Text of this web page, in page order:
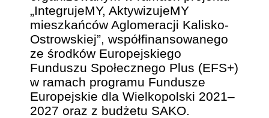
„IntegrujeMY, AktywizujeMY
mieszkańców Aglomeracji Kalisko-
Ostrowskiej”, współfinansowanego
ze środków Europejskiego
Funduszu Społecznego Plus (EFS+)
w ramach programu Fundusze
Europejskie dla Wielkopolski 2021–
2027 oraz z budżetu SAKO.